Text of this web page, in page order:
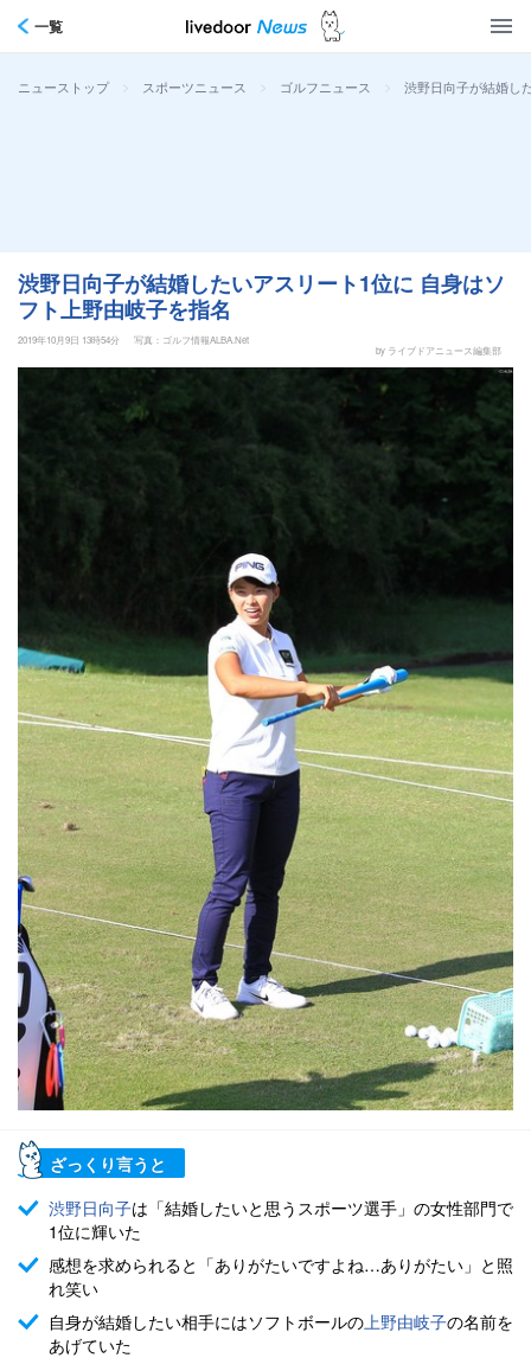
一覧
ニューストップ > スポーツニュース > ゴルフニュース > 渋野日向子が結婚し
渋野日向子が結婚したいアスリート1位に 自身はソ
フト上野由岐子を指名
2019年10月9日 13時54分
写真：ゴルフ情報ALBA.Net
by ライブドアニュース編集部
ざっくり言うと
渋野日向子は「結婚したいと思うスポーツ選手」の女性部門で
1位に輝いた
感想を求められると「ありがたいですよね…ありがたい」と照
れ笑い
自身が結婚したい相手にはソフトボールの上野由岐子の名前を
あげていた